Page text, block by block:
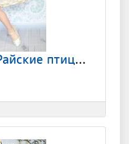
Детское платье "Райские птицы" мята Арт.-112